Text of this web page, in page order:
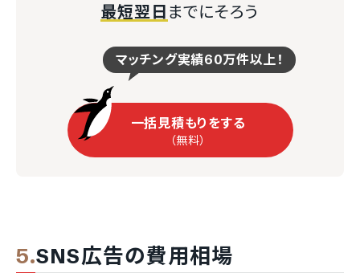
最短翌日 までにそろう
マッチング実績60万件以上！
一括見積もりをする
（無料）
SNS広告の費用相場